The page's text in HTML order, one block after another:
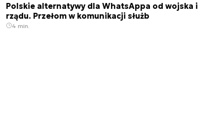
Polskie alternatywy dla WhatsAppa od wojska i
rządu. Przełom w komunikacji służb
4 min.